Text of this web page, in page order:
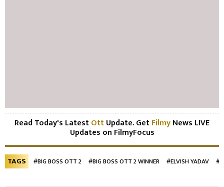
Read Today's LatestOttUpdate. GetFilmyNews LIVE
Updates on FilmyFocus
TAGS #BIG BOSS OTT 2 #BIG BOSS OTT 2 WINNER #ELVISH YADAV